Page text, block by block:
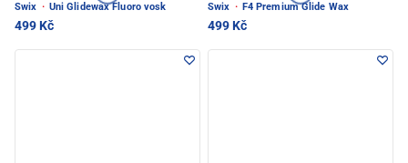
Swix · Uni Glidewax Fluoro vosk
499 Kč
Swix · F4 Premium Glide Wax
499 Kč